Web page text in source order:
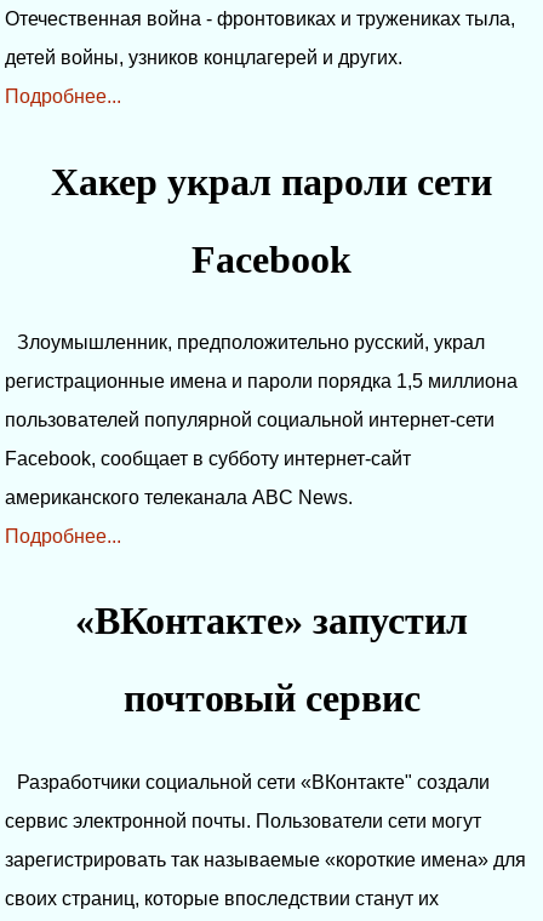
Отечественная война - фронтовиках и тружениках тыла,
детей войны, узников концлагерей и других.
Подробнее...
Хакер украл пароли сети
Facebook
Злоумышленник, предположительно русский, украл
регистрационные имена и пароли порядка 1,5 миллиона
пользователей популярной социальной интернет-сети
Facebook, сообщает в субботу интернет-сайт
американского телеканала ABC News.
Подробнее...
«ВКонтакте» запустил
почтовый сервис
Разработчики социальной сети «ВКонтакте" создали
сервис электронной почты. Пользователи сети могут
зарегистрировать так называемые «короткие имена» для
своих страниц, которые впоследствии станут их